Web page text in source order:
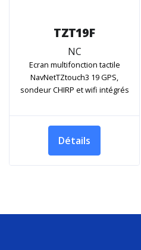
TZT19F
NC
Ecran multifonction tactile
NavNetTZtouch3 19 GPS,
sondeur CHIRP et wifi intégrés
Détails